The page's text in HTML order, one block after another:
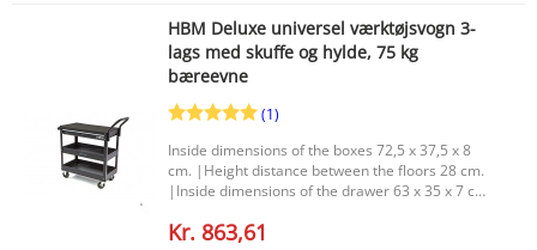
HBM Deluxe universel værktøjsvogn 3-
lags med skuffe og hylde, 75 kg
bæreevne
(1)
Inside dimensions of the boxes 72,5 x 37,5 x 8
cm. |Height distance between the floors 28 cm.
|Inside dimensions of the drawer 63 x 35 x 7 cm.
Kr. 863,61